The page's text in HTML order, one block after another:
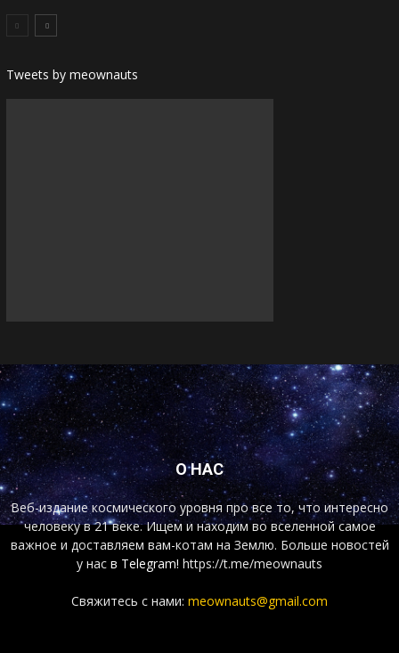
Tweets by meownauts
О НАС
Веб-издание космического уровня про все то, что интересно
человеку в 21 веке. Ищем и находим во вселенной самое
важное и доставляем вам-котам на Землю. Больше новостей
у нас в Telegram! https://t.me/meownauts
Свяжитесь с нами: meownauts@gmail.com